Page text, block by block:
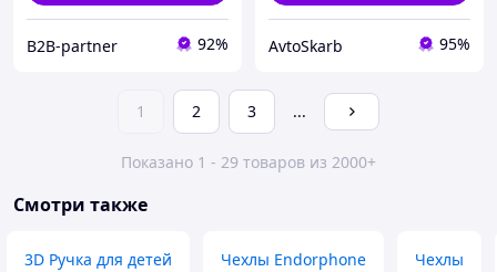
B2B-partner 92% AvtoSkarb 95%
1 2 3 ...
Показано 1 - 29 товаров из 2000+
Смотри также
3D Ручка для детей Чехлы Endorphone Чехлы